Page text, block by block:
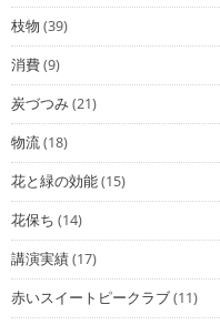
枝物 (39)
消費(9)
炭づつみ(21)
物流(18)
花と緑の効能(15)
花保ち (14)
講演実績(17)
赤いスイートピークラブ(11)